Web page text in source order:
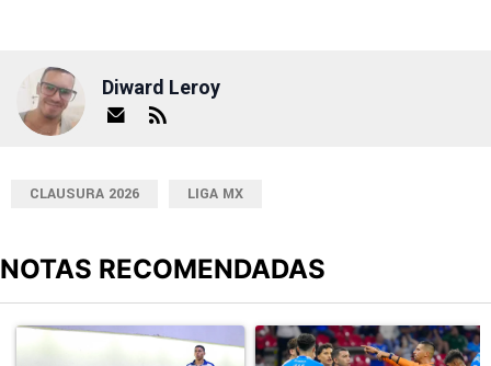
Diward Leroy
CLAUSURA 2026 LIGA MX
NOTAS RECOMENDADAS
Un artículo de tendencia con el título "Giro inesperado en Cruz
Un artículo de tendencia con el